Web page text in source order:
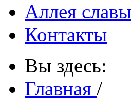
Аллея славы
Контакты
Вы здесь:
Главная /